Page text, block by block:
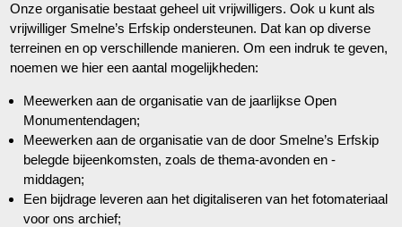
Onze organisatie bestaat geheel uit vrijwilligers. Ook u kunt als
vrijwilliger Smelne’s Erfskip ondersteunen. Dat kan op diverse
terreinen en op verschillende manieren. Om een indruk te geven,
noemen we hier een aantal mogelijkheden:
Meewerken aan de organisatie van de jaarlijkse Open
Monumentendagen;
Meewerken aan de organisatie van de door Smelne’s Erfskip
belegde bijeenkomsten, zoals de thema-avonden en -
middagen;
Een bijdrage leveren aan het digitaliseren van het fotomateriaal
voor ons archief;